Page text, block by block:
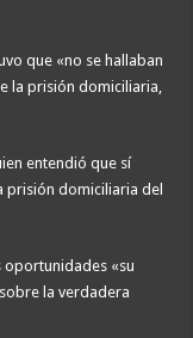
que «no se hallaban
la prisión domiciliaria,
entendió que sí
prisión domiciliaria del
oportunidades «su
la verdadera